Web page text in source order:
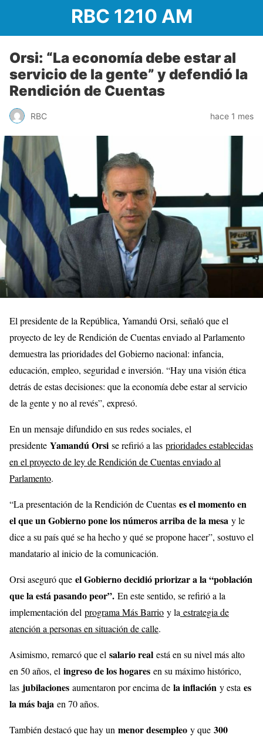
RBC 1210 AM
Orsi: “La economía debe estar al
servicio de la gente” y defendió la
Rendición de Cuentas
RBC hace 1 mes
El presidente de la República, Yamandú Orsi, señaló que el
proyecto de ley de Rendición de Cuentas enviado al Parlamento
demuestra las prioridades del Gobierno nacional: infancia,
educación, empleo, seguridad e inversión. “Hay una visión ética
detrás de estas decisiones: que la economía debe estar al servicio
de la gente y no al revés”, expresó.
En un mensaje difundido en sus redes sociales, el
presidente Yamandú Orsi se refirió a las prioridades establecidas
en el proyecto de ley de Rendición de Cuentas enviado al
Parlamento.
“La presentación de la Rendición de Cuentas es el momento en
el que un Gobierno pone los números arriba de la mesa y le
dice a su país qué se ha hecho y qué se propone hacer”, sostuvo el
mandatario al inicio de la comunicación.
Orsi aseguró que el Gobierno decidió priorizar a la “población
que la está pasando peor”. En este sentido, se refirió a la
implementación del programa Más Barrio y la estrategia de
atención a personas en situación de calle.
Asimismo, remarcó que el salario real está en su nivel más alto
en 50 años, el ingreso de los hogares en su máximo histórico,
las jubilaciones aumentaron por encima de la inflación y esta es
la más baja en 70 años.
También destacó que hay un menor desempleo y que 300